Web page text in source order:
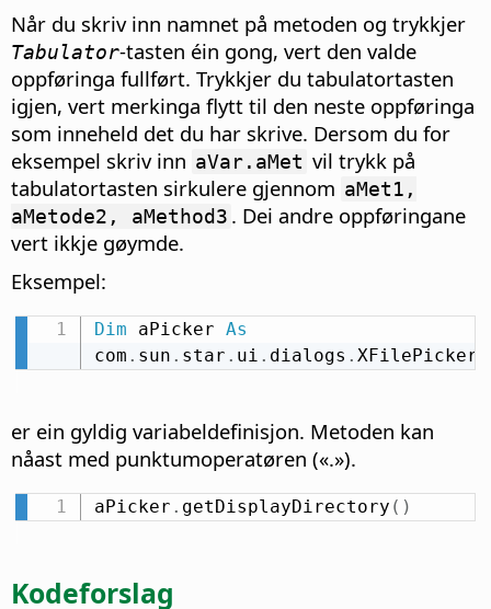
Når du skriv inn namnet på metoden og trykkjer
Tabulator-tasten éin gong, vert den valde
oppføringa fullført. Trykkjer du tabulatortasten
igjen, vert merkinga flytt til den neste oppføringa
som inneheld det du har skrive. Dersom du for
eksempel skriv inn aVar.aMet vil trykk på
tabulatortasten sirkulere gjennom aMet1,
aMetode2, aMethod3 . Dei andre oppføringane
vert ikkje gøymde.
Eksempel:
Dim aPicker As
com . sun . star . ui . dialogs . XFilePicker
er ein gyldig variabeldefinisjon. Metoden kan
nåast med punktumoperatøren («.»).
aPicker . getDisplayDirectory ( )
Kodeforslag